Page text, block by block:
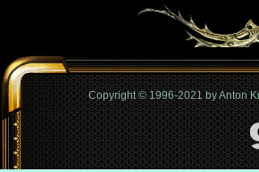
Copyright © 1996-2021 by Anton